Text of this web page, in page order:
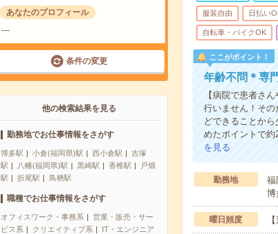
あなたのプロフィール
---
条件の変更
他の検索結果を見る
勤務地でお仕事情報をさがす
博多駅 小倉(福岡県)駅 西小倉駅
吉塚
駅
八幡(福岡県)駅 黒崎駅 香椎駅
戸畑
駅
折尾駅 鳥栖駅
職種でお仕事情報をさがす
オフィスワーク・事務系
営業・販売・サー
ビス系
クリエイティブ系
IT・エンジニア
服装自由 日払い
自転車・バイクOK
ここがポイント！
年齢不問＊専
【病院で患者さ
行いません！そ
どできることか
めたポイントで
を見る
勤務地
福
博
曜日頻度